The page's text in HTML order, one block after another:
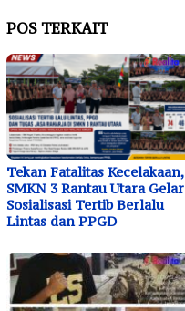
POS TERKAIT
Tekan Fatalitas Kecelakaan,
SMKN 3 Rantau Utara Gelar
Sosialisasi Tertib Berlalu
Lintas dan PPGD